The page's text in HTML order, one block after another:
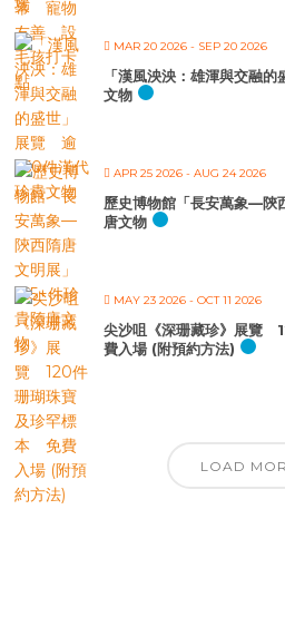
MAR 20 2026 - SEP 20 2026
「漢風泱泱：雄渾與交融
文物
APR 25 2026 - AUG 24 2026
歷史博物館「長安萬象—陝
唐文物
MAY 23 2026 - OCT 11 2026
尖沙咀《深珊藏珍》展覽
費入場 (附預約方法)
LOAD